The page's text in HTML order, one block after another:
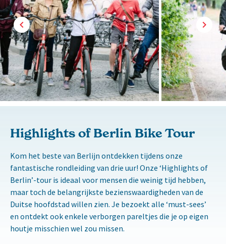
Highlights of Berlin Bike Tour
Kom het beste van Berlijn ontdekken tijdens onze
fantastische rondleiding van drie uur! Onze ‘Highlights of
Berlin’-tour is ideaal voor mensen die weinig tijd hebben,
maar toch de belangrijkste bezienswaardigheden van de
Duitse hoofdstad willen zien. Je bezoekt alle ‘must-sees’
en ontdekt ook enkele verborgen pareltjes die je op eigen
houtje misschien wel zou missen.